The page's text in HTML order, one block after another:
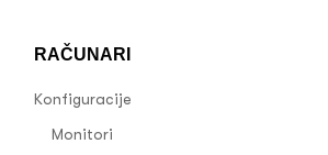
RAČUNARI
Konfiguracije
Monitori